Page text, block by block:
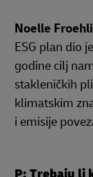
Noelle
ESG plan dio
godine cilj
stakleničkih
klimatskim
i emisije